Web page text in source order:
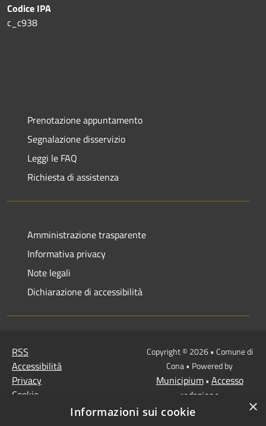
Codice IPA
c_c938
Prenotazione appuntamento
Segnalazione disservizio
Leggi le FAQ
Richiesta di assistenza
Amministrazione trasparente
Informativa privacy
Note legali
Dichiarazione di accessibilità
RSS
Accessibilità
Privacy
Cookie
Copyright © 2026 • Comune di
Cona • Powered by
Municipium• Accesso
redazione
×
Informazioni sui cookie